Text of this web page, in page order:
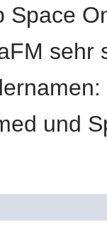
Space
sehr
und